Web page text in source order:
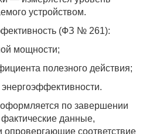
устройством.
(ФЗ № 261):
мощности;
полезного действия;
по завершении
данные,
соответствие